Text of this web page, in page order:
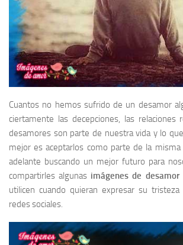
Cuantos no hemos sufrido de un desamor
ciertamente las decepciones, las
desamores son parte de nuestra vida y lo
mejor es aceptarlos como parte de la
adelante buscando un mejor futuro para
compartirles algunas imágenes de desamor
utilicen cuando quieran expresar su
redes sociales.